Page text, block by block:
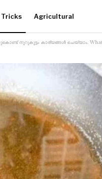
Tricks Agricultural
നൂറുകൂട്ടം കാര്യങ്ങൾ ചെയ്യാം. What